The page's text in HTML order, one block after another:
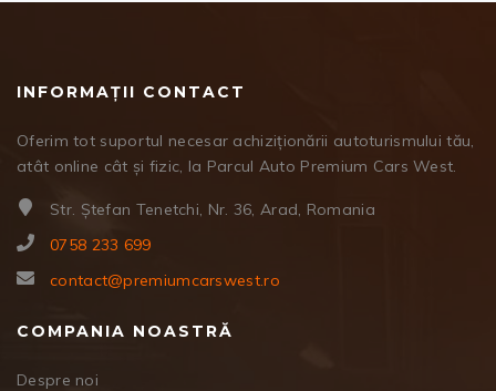
INFORMAȚII CONTACT
Oferim tot suportul necesar achiziționării autoturismului tău,
atât online cât și fizic, la Parcul Auto Premium Cars West.
Str. Ștefan Tenetchi, Nr. 36, Arad, Romania
0758 233 699
contact@premiumcarswest.ro
COMPANIA NOASTRĂ
Despre noi